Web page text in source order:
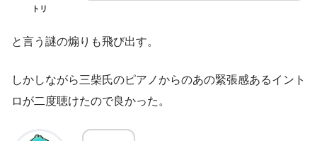
トリ
と言う謎の煽りも飛び出す。
しかしながら三柴氏のピアノからのあの緊張感あるイント
ロが二度聴けたので良かった。